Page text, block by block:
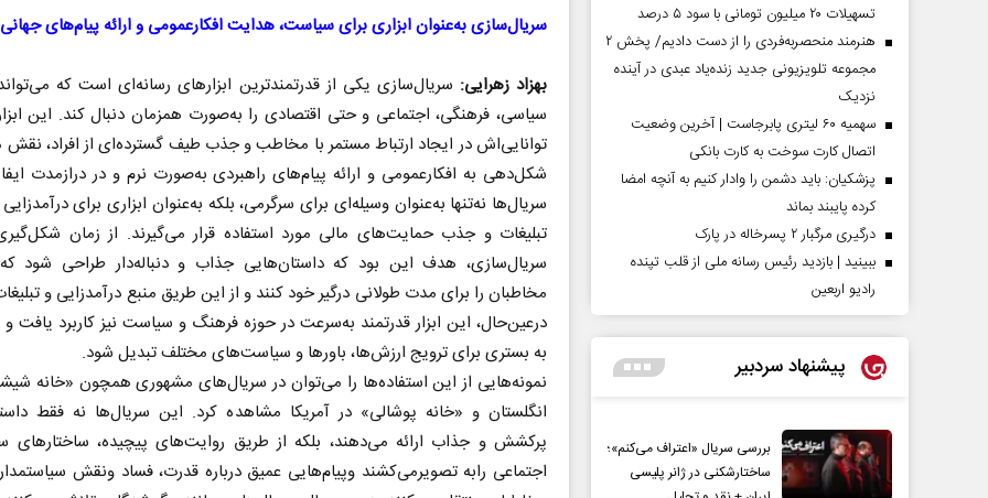
سریال‌سازی به‌عنوان ابزاری برای سیاست، هدایت افکارعمومی و ارائه پیام‌های جهانی
بهزاد زهرایی: سریال‌سازی یکی از قدرتمندترین ابزارهای رسانه‌ای است که
سیاسی، فرهنگی، اجتماعی و حتی اقتصادی را به‌صورت همزمان دنبال کند. این
توانایی‌اش در ایجاد ارتباط مستمر با مخاطب و جذب طیف گسترده‌ای از افراد،
شکل‌دهی به افکارعمومی و ارائه پیام‌های راهبردی به‌صورت نرم و در درازمدت
سریال‌ها نه‌تنها به‌عنوان وسیله‌ای برای سرگرمی، بلکه به‌عنوان ابزاری برای
تبلیغات و جذب حمایت‌های مالی مورد استفاده قرار می‌گیرند. از زمان
سریال‌سازی، هدف این بود که داستان‌هایی جذاب و دنباله‌دار طراحی شود که
مخاطبان را برای مدت طولانی درگیر خود کنند و از این طریق منبع درآمدزایی و
درعین‌حال، این ابزار قدرتمند به‌سرعت در حوزه فرهنگ و سیاست نیز کاربرد یافت
به بستری برای ترویج ارزش‌ها، باورها و سیاست‌های مختلف تبدیل شود.
نمونه‌هایی از این استفاده‌ها را می‌توان در سریال‌های مشهوری همچون «خانه
انگلستان و «خانه پوشالی» در آمریکا مشاهده کرد. این سریال‌ها نه فقط
پرکشش و جذاب ارائه می‌دهند، بلکه از طریق روایت‌های پیچیده، ساختارهای
اجتماعی رابه تصویرمی‌کشند وپیام‌هایی عمیق درباره قدرت، فساد ونقش
تسهیلات ۲۰ میلیون تومانی با سود ۵ درصد
هنرمند منحصر‌به‌فردی را از دست دادیم/ پخش ۲
مجموعه تلویزیونی جدید زنده‌یاد عبدی در آینده
نزدیک
سهمیه ۶۰ لیتری پابرجاست | آخرین وضعیت
اتصال کارت سوخت به کارت بانکی
پزشکیان: باید دشمن را وادار کنیم به آنچه امضا
کرده پایبند بماند
درگیری مرگبار ۲ پسرخاله در پارک
ببینید | بازدید رئیس رسانه ملی از قلب تپنده
رادیو اربعین
پیشنهاد سردبیر
بررسی سریال «اعتراف می‌کنم»؛
ساختارشکنی در ژانر پلیسی